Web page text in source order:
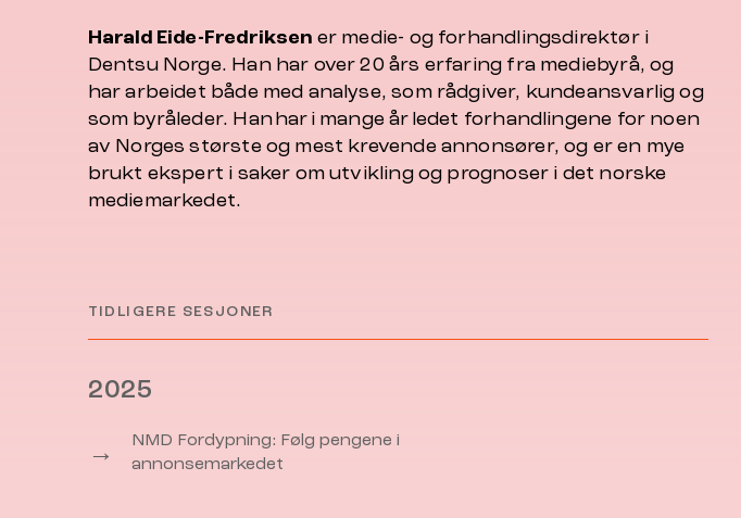
Harald Eide-Fredriksen er medie- og forhandlingsdirektør i
Dentsu Norge. Han har over 20 års erfaring fra mediebyrå, og
har arbeidet både med analyse, som rådgiver, kundeansvarlig og
som byråleder. Han har i mange år ledet forhandlingene for noen
av Norges største og mest krevende annonsører, og er en mye
brukt ekspert i saker om utvikling og prognoser i det norske
mediemarkedet.
TIDLIGERE SESJONER
2025
→
NMD Fordypning: Følg pengene i
annonsemarkedet